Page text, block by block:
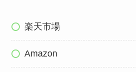
楽天市場
Amazon